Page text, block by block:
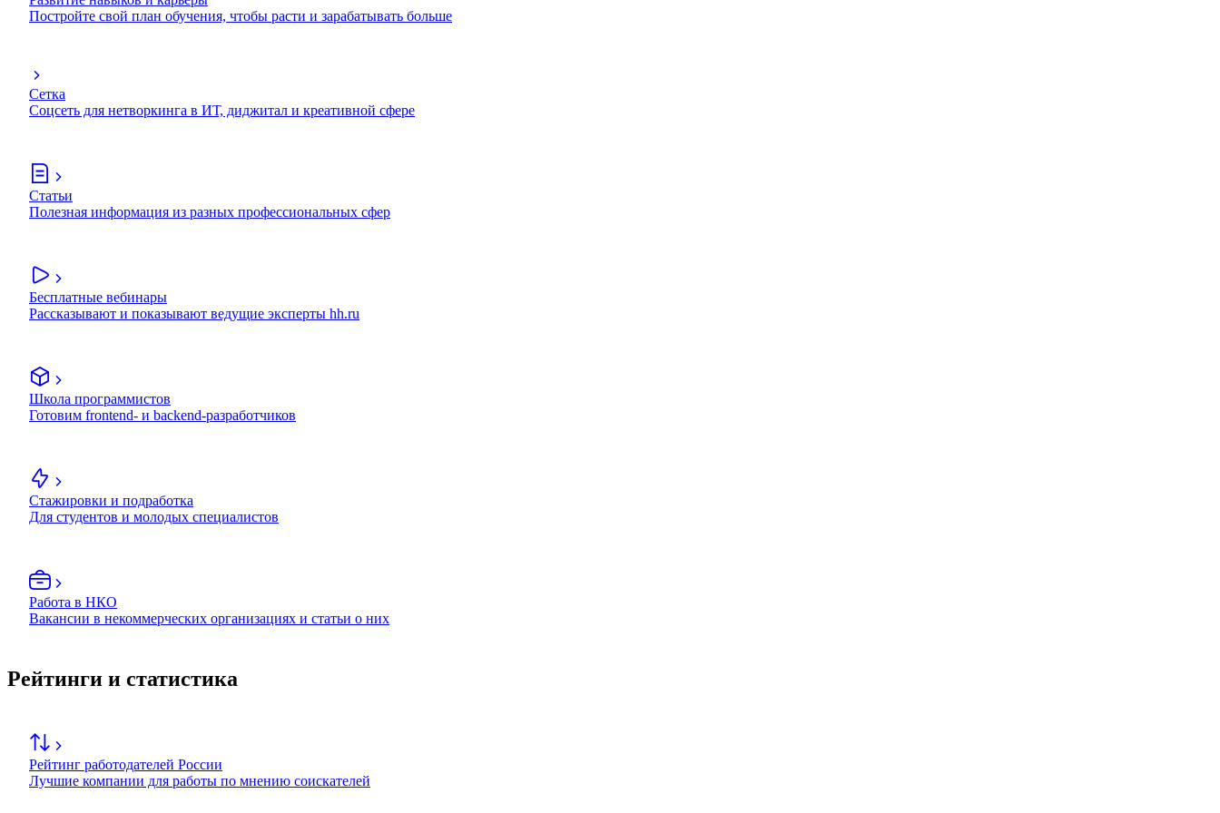
Постройте свой план обучения, чтобы расти и зарабатывать больше
Сетка
Соцсеть для нетворкинга в ИТ, диджитал и креативной сфере
Статьи
Полезная информация из разных профессиональных сфер
Бесплатные вебинары
Рассказывают и показывают ведущие эксперты hh.ru
Школа программистов
Готовим frontend- и backend-разработчиков
Стажировки и подработка
Для студентов и молодых специалистов
Работа в НКО
Вакансии в некоммерческих организациях и статьи о них
Рейтинги и статистика
Рейтинг работодателей России
Лучшие компании для работы по мнению соискателей